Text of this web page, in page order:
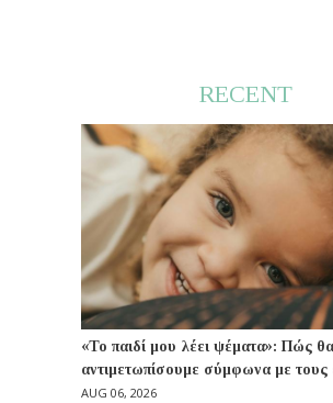
RECENT
«Το παιδί μου λέει ψέματα»: Πώς
αντιμετωπίσουμε σύμφωνα με τους
AUG 06, 2026